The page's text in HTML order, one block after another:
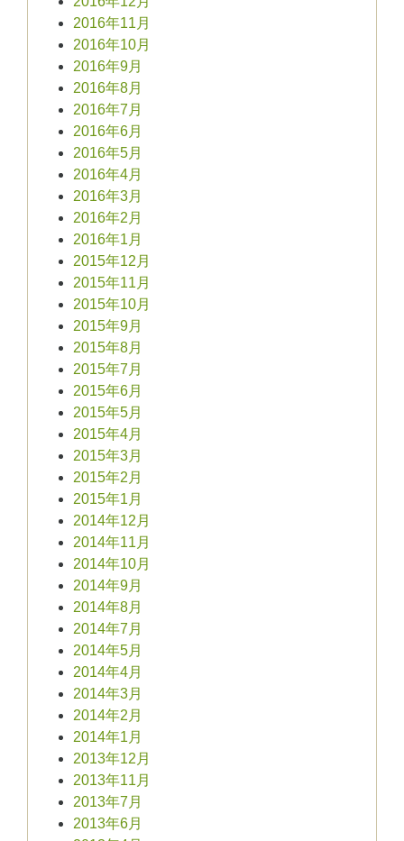
2016年11月
2016年10月
2016年9月
2016年8月
2016年7月
2016年6月
2016年5月
2016年4月
2016年3月
2016年2月
2016年1月
2015年12月
2015年11月
2015年10月
2015年9月
2015年8月
2015年7月
2015年6月
2015年5月
2015年4月
2015年3月
2015年2月
2015年1月
2014年12月
2014年11月
2014年10月
2014年9月
2014年8月
2014年7月
2014年5月
2014年4月
2014年3月
2014年2月
2014年1月
2013年12月
2013年11月
2013年7月
2013年6月